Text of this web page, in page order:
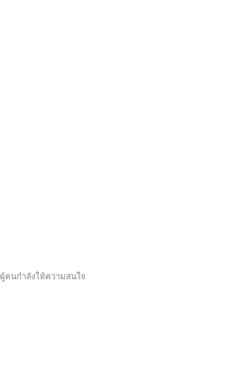
ผู้คนกำลังให้ความสนใจ